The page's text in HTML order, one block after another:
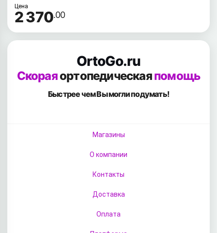
Цена
2 370.00
OrtoGo.ru
Скораяортопедическаяпомощь
Быстрее чем Вымогли подумать!
Магазины
О компании
Контакты
Доставка
Оплата